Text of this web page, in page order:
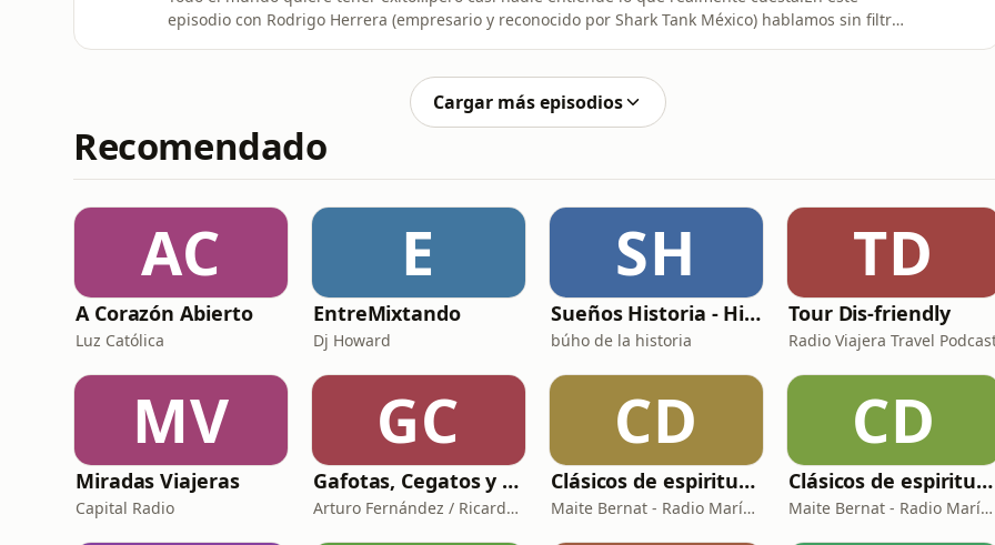
episodio con Rodrigo Herrera (empresario y reconocido por Shark Tank México) hablamos sin filtros
Cargar más episodios
Recomendado
AC
A Corazón Abierto
Luz Católica
E
EntreMixtando
Dj Howard
SH
Sueños Historia - Histórico Podcast de historia relajada para dormir
búho de la historia
TD
Tour Dis-friendly
Radio Viajera Travel
MV
Miradas Viajeras
Capital Radio
GC
Gafotas, Cegatos y sus Aparatos - Podcast
Arturo Fernández / Ricardo Abad
CD
Clásicos de espiritualidad: El arte de aprovechar nuestras faltas
Maite Bernat - Radio María España
CD
Clásicos de espiritualidad: El combate espiritual
Maite Bernat - Radio María ESP